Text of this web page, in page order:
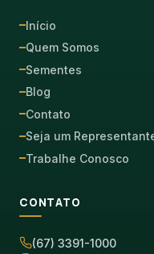
Início
Quem Somos
Sementes
Blog
Contato
Seja um
Trabalhe Conosco
CONTATO
(67) 3391-1000